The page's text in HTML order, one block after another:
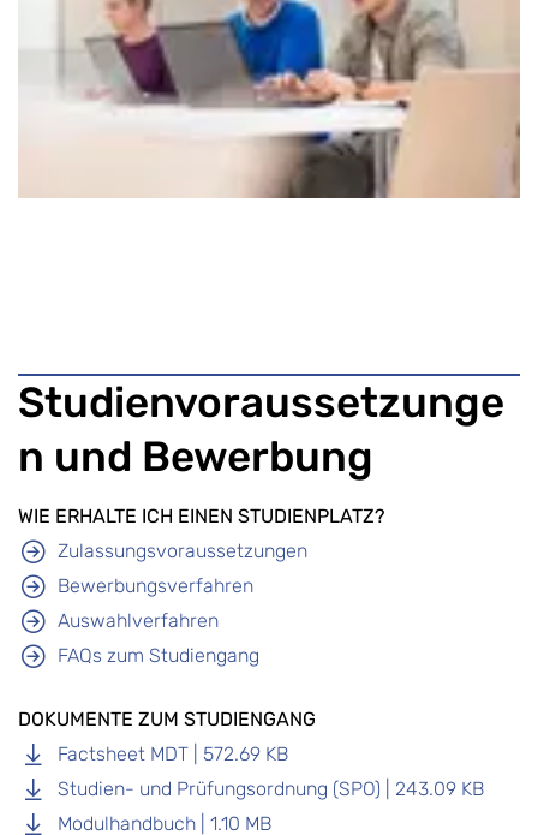
Studienvoraussetzunge
n und Bewerbung
WIE ERHALTE ICH EINEN STUDIENPLATZ?
Zulassungsvoraussetzungen
Bewerbungsverfahren
Auswahlverfahren
FAQs zum Studiengang
DOKUMENTE ZUM STUDIENGANG
Factsheet MDT | 572.69 KB
Studien- und Prüfungsordnung (SPO) | 243.09 KB
Modulhandbuch | 1.10 MB